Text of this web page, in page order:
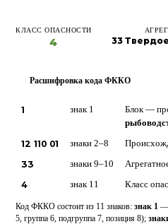
КЛАСС ОПАСНОСТИ
4 33
Расшифровка кода ФККО
1 знак 1 Блок —
12 110 01 знаки 2–8
33 знаки 9–10
4 знак 11 Класс
Код ФККО состоит из 11 знаков: знак 1 —
5, группа 6, подгруппа 7, позиция 8);